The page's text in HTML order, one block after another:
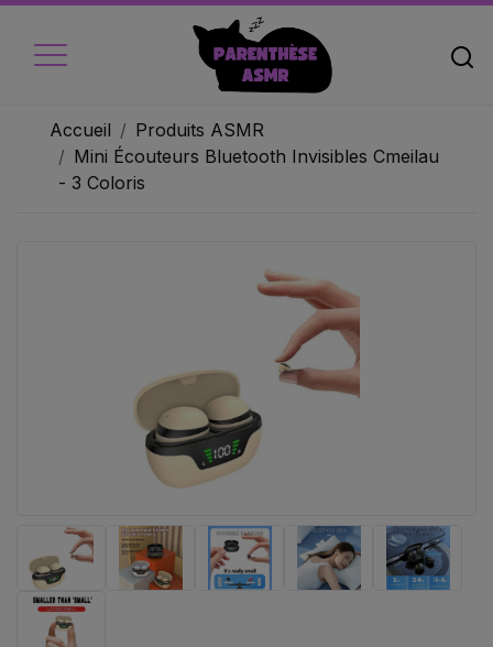
Accueil
Produits ASMR
Mini Écouteurs Bluetooth Invisibles Cmeilau
- 3 Coloris